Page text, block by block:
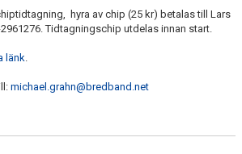
hyra av chip (25 kr) betalas till Lars
Tidtagningschip utdelas innan start.
länk.
michael.grahn@bredband.net